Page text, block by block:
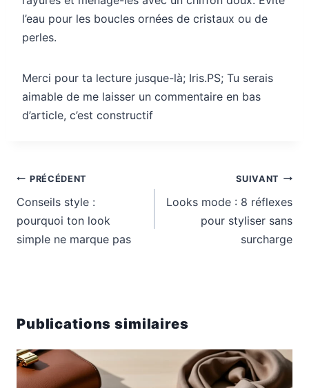
l’eau pour les boucles ornées de cristaux ou de
perles.
Merci pour ta lecture jusque-là; Iris.PS; Tu serais
aimable de me laisser un commentaire en bas
d’article, c’est constructif
Navigation
de
l’article
PRÉCÉDENT
Conseils style :
pourquoi ton look
simple ne marque pas
SUIVANT
Looks mode : 8 réflexes
pour styliser sans
surcharge
Publications similaires